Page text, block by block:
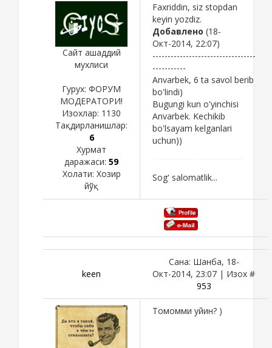
Сайт ашаддий
мухлиси
Гурух: ФОРУМ
МОДЕРАТОРИ!
Изохлар: 1130
Тақдирланишлар:
6
Хурмат
даражаси: 59
Холати: Хозир
йўқ
Faxriddin, siz stopdan
keyin yozdiz.
Добавлено (18-
Окт-2014, 22:07)
----------------------------------
-----------
Anvarbek, 6 ta savol berib
bo'lindi)
Bugungi kun o'yinchisi
Anvarbek. Kechikib
bo'lsayam kelganlari
uchun))
Sog' salomatlik...
keen
Сана: Шанба, 18-
Окт-2014, 23:07 | Изох #
953
Томомми уйин? )